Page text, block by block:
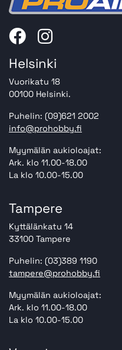
Helsinki
Vuorikatu 18
00100 Helsinki.
Puhelin: (09)621 2002
info@prohobby.fi
Myymälän aukioloajat:
Ark. klo 11.00-18.00
La klo 10.00-15.00
Tampere
Kyttälänkatu 14
33100 Tampere
Puhelin: (03)389 1190
tampere@prohobby.fi
Myymälän aukioloajat:
Ark. klo 11.00-18.00
La klo 10.00-15.00